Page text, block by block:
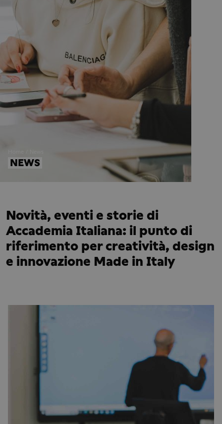
NEWS
Novità, eventi e storie di
Accademia Italiana: il punto di
riferimento per creatività, design
e innovazione Made in Italy